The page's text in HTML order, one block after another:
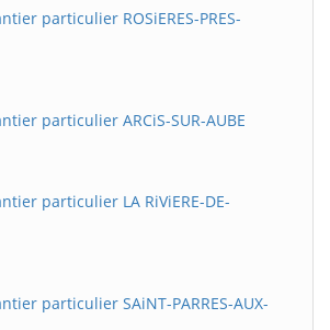
particulier ROSiERES-PRES-
particulier ARCiS-SUR-AUBE
particulier LA RiViERE-DE-
particulier SAiNT-PARRES-AUX-